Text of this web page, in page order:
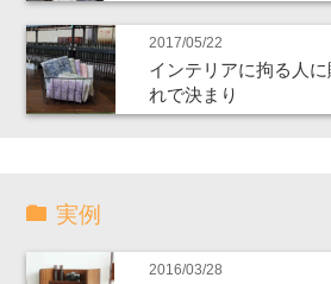
2017/05/22
インテリアに拘る人
れで決まり
実例
2016/03/28